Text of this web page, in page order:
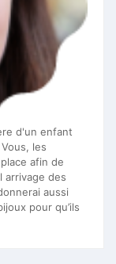
d'un enfant
les
afin de
arrivage des
aussi
pour qu’ils